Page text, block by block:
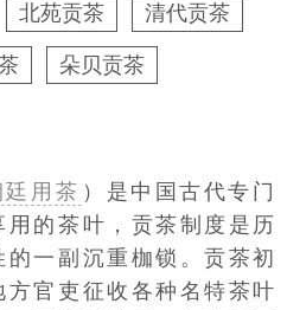
北苑贡茶 清代贡茶
朵贝贡茶
用茶 ）是中国古代专门
的茶叶，贡茶制度是历
一副沉重枷锁。贡茶初
官吏征收各种名特茶叶